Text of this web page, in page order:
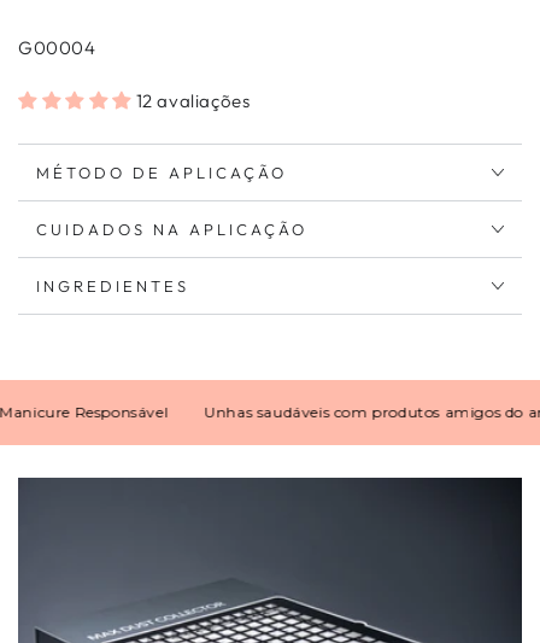
G00004
12 avaliações
MÉTODO DE APLICAÇÃO
CUIDADOS NA APLICAÇÃO
INGREDIENTES
Responsável Unhas saudáveis com produtos amigos do